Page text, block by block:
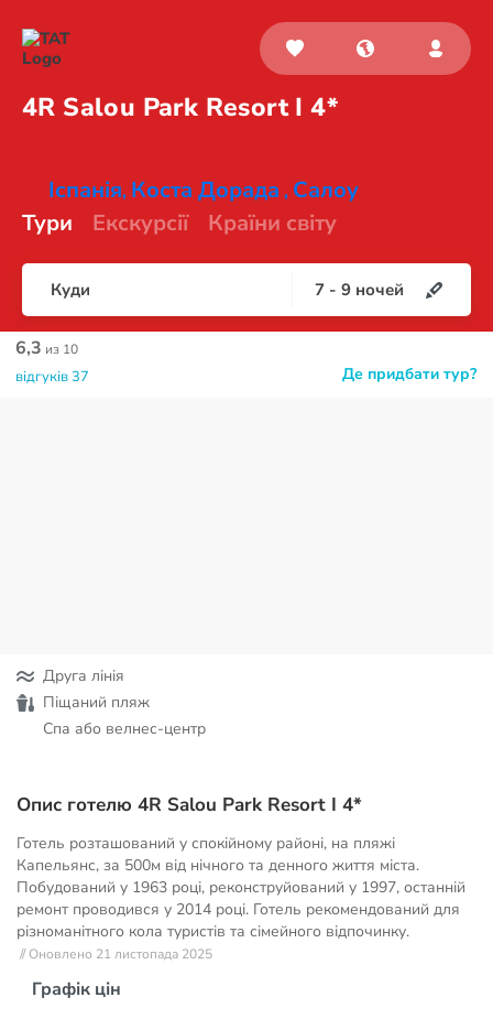
4R Salou Park ResortI 4*
Іспанія, Коста Дорада , Салоу
Тури
Екскурсії Країни світу
Куди 7 - 9 ночей
Де придбати тур?
6,3 из 10
відгуків 37
Друга лінія
Піщаний пляж
Спа або велнес-центр
Опис готелю 4R Salou Park Resort I 4*
Готель розташований у спокійному районі, на пляжі
Капельянс, за 500м від нічного та денного життя міста.
Побудований у 1963 році, реконструйований у 1997, останній
ремонт проводився у 2014 році. Готель рекомендований для
різноманітного кола туристів та сімейного відпочинку.
// Оновлено 21 листопада 2025
Графік цін